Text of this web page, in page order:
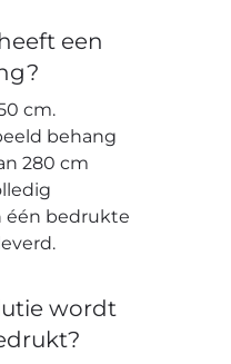
een
cm.
behang
280 cm
één bedrukte
wordt